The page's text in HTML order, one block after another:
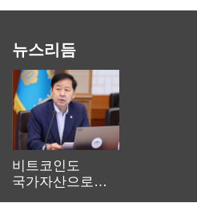
뉴스리듬
비트코인도
국가자산으로…'